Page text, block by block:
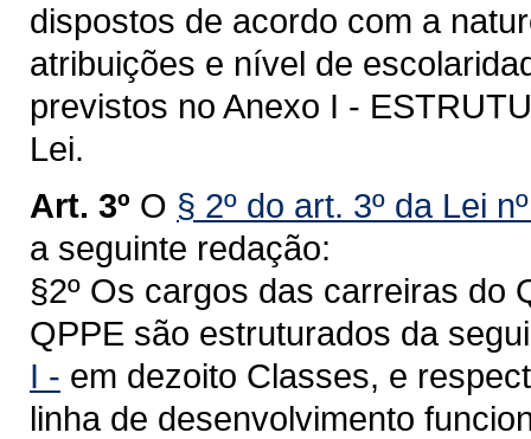
dispostos de acordo com a
atribuições e nível de
previstos no Anexo I -
Lei.
Art. 3º O § 2º do art. 3º da Lei
a seguinte redação:
§2º Os cargos das carreiras do
QPPE são estruturados da
I - em dezoito Classes, e
linha de desenvolvimento